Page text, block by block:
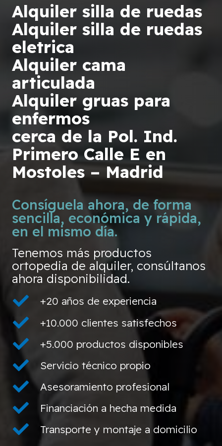
Alquiler silla de ruedas
Alquiler silla de ruedas
eletrica
Alquiler cama
articulada
Alquiler gruas para
enfermos
cerca de la Pol. Ind.
Primero Calle E en
Mostoles – Madrid
Consíguela ahora, de forma
sencilla, económica y rápida,
en el mismo día.
Tenemos más productos
ortopedia de alquiler, consúltanos
ahora disponibilidad.
+20 años de experiencia
+10.000 clientes satisfechos
+5.000 productos disponibles
Servicio técnico propio
Asesoramiento profesional
Financiación a hecha medida
Transporte y montaje a domicilio